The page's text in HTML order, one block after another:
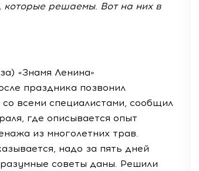
которые решаемы. Вот на них в
«Знамя Ленина»
праздника позвонил
всеми специалистами, сообщил
где описывается опыт
из многолетних трав.
надо за пять дней
советы даны. Решили